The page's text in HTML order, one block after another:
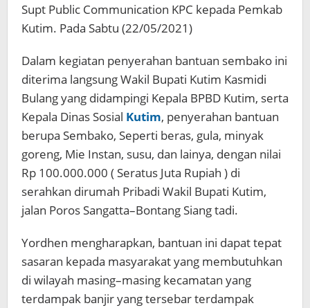
Supt Public Communication KPC kepada Pemkab
Kutim. Pada Sabtu (22/05/2021)
Dalam kegiatan penyerahan bantuan sembako ini
diterima langsung Wakil Bupati Kutim Kasmidi
Bulang yang didampingi Kepala BPBD Kutim, serta
Kepala Dinas Sosial Kutim, penyerahan bantuan
berupa Sembako, Seperti beras, gula, minyak
goreng, Mie Instan, susu, dan lainya, dengan nilai
Rp 100.000.000 ( Seratus Juta Rupiah ) di
serahkan dirumah Pribadi Wakil Bupati Kutim,
jalan Poros Sangatta–Bontang Siang tadi.
Yordhen mengharapkan, bantuan ini dapat tepat
sasaran kepada masyarakat yang membutuhkan
di wilayah masing–masing kecamatan yang
terdampak banjir yang tersebar terdampak